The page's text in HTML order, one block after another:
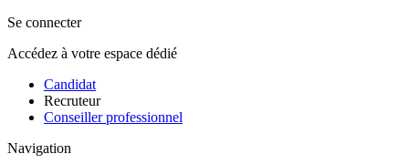
Se connecter
Accédez à votre espace dédié
Candidat
Recruteur
Conseiller professionnel
Navigation